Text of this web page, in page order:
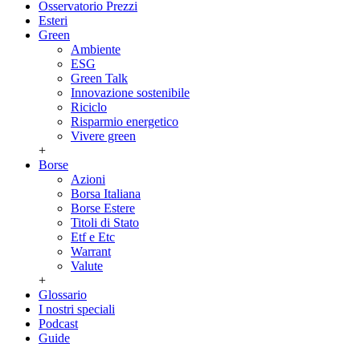
Osservatorio Prezzi
Esteri
Green
Ambiente
ESG
Green Talk
Innovazione sostenibile
Riciclo
Risparmio energetico
Vivere green
+
Borse
Azioni
Borsa Italiana
Borse Estere
Titoli di Stato
Etf e Etc
Warrant
Valute
+
Glossario
I nostri speciali
Podcast
Guide